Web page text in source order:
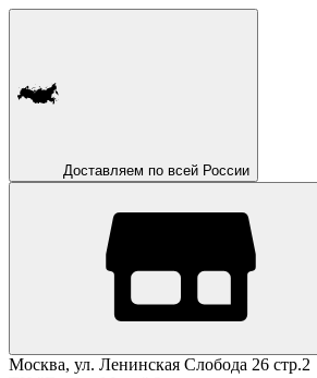
Доставляем по всей России
Москва, ул. Ленинская Слобода 26 стр.2